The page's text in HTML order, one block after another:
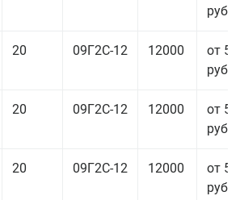
руб.
20 09Г2С-12 12000
от
руб.
20 09Г2С-12 12000
от
руб.
20 09Г2С-12 12000
от
руб.